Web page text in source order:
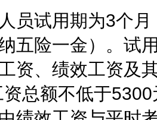
试用期为3个月
五险一金）。试
资、绩效工资及
资总额不低于